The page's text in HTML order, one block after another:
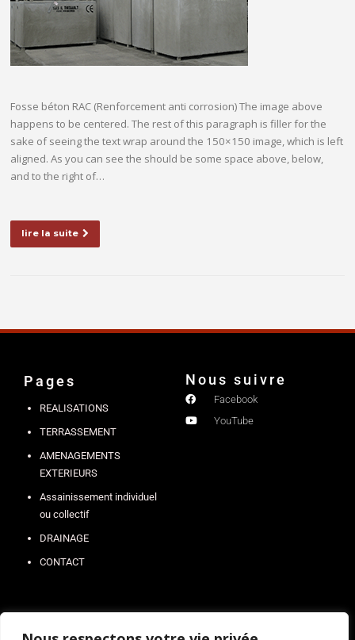
Fosse béton RAC (Renforcement anti corrosion) The image above
happens to be centered. The rest of this paragraph is filler for the
sake of seeing the text wrap around the 150×150 image, which is left
aligned. As you can see the should be some space above, below,
and to the right of…
lire la suite
Pages
REALISATIONS
TERRASSEMENT
AMENAGEMENTS
EXTERIEURS
Assainissement individuel
ou collectif
DRAINAGE
CONTACT
Nous suivre
Facebook
YouTube